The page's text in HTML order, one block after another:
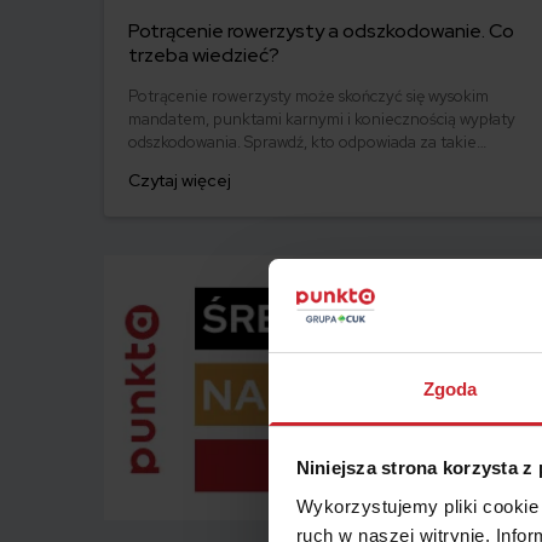
Zgoda
Niniejsza strona korzysta z
Wykorzystujemy pliki
ruch w naszej witrynie.
Potrącenie rowerzysty a odszkodowanie. Co
trzeba wiedzieć?
Potrącenie rowerzysty może skończyć się wysokim
mandatem, punktami karnymi i koniecznością wypłaty
odszkodowania. Sprawdź, kto odpowiada za takie
Czytaj więcej